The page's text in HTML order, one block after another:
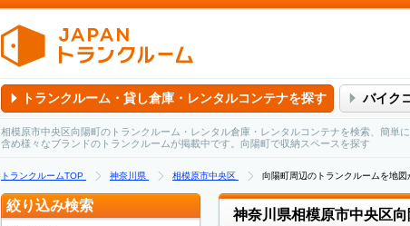
トランクルーム・貸し倉庫・レンタルコンテナを探す バイク
相模原市中央区向陽町のトランクルーム・レンタル倉庫・レンタルコンテナを検索、簡
含め様々なブランドのトランクルームが掲載中です。向陽町で収納スペースを探す
トランクルームTOP 神奈川県 相模原市中央区 向陽町周辺のトランクルームを地図
神奈川県相模原市中央区
絞り込み検索